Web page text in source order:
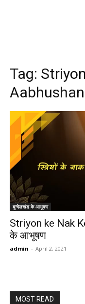
Tag:
Aabhushan
बुन्देलखंड के आभूषण
Striyon ke Nak
के आभूषण
admin - April 2, 2021
MOST READ